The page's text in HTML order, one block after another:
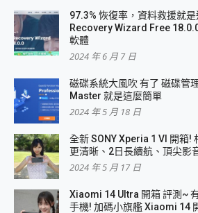
97.3% 恢復率，資料救援就
Recovery Wizard Free
軟體
2024 年 6 月 7 日
磁碟系統大風吹 有了 磁碟管
Master 就是這麼簡單
2024 年 5 月 18 日
全新 SONY Xperia 1 VI 開箱!
更清晰、2日長續航、頂尖影
2024 年 5 月 17 日
Xiaomi 14 Ultra 開箱 評測~
手機! 加碼小旗艦 Xiaomi 14